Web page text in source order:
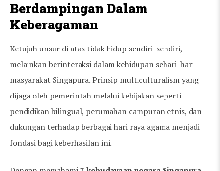
Berdampingan Dalam
Keberagaman
Ketujuh unsur di atas tidak hidup sendiri-sendiri,
melainkan berinteraksi dalam kehidupan sehari-hari
masyarakat Singapura. Prinsip multiculturalism yang
dijaga oleh pemerintah melalui kebijakan seperti
pendidikan bilingual, perumahan campuran etnis, dan
dukungan terhadap berbagai hari raya agama menjadi
fondasi bagi keberhasilan ini.